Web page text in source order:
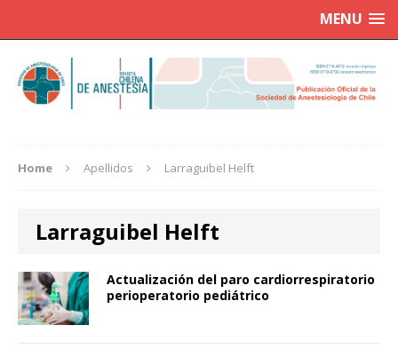
MENU
Home Apellidos Larraguibel Helft
Larraguibel Helft
Actualización del paro cardiorrespiratorio
perioperatorio pediátrico